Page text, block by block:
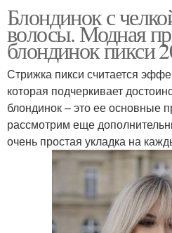
Блондинок с
волосы. Модная
блондинок пикси
Стрижка пикси считается
которая подчеркивает
блондинок – это ее основные
рассмотрим еще
очень простая укладка на